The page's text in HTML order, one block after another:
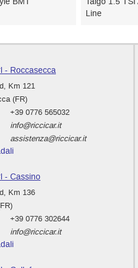
- Roccasecca
Km 121
(FR)
+39 0776 565032
info@riccicar.it
assistenza@riccicar.it
- Cassino
Km 136
+39 0776 302644
info@riccicar.it